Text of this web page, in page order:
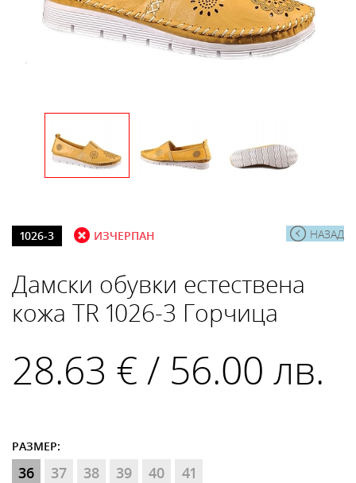
НАЗАД
1026-3 ИЗЧЕРПАН
Дамски обувки естествена
кожа TR 1026-3 Горчица
28.63 € / 56.00 лв.
РАЗМЕР:
36 37 38 39 40 41